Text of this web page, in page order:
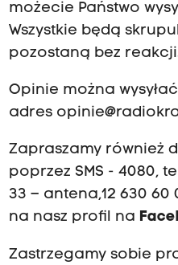
możecie Państwo
Wszystkie będą
pozostaną bez
Opinie można
adres
Zapraszamy również
poprzez SMS - 4080,
33 – antena,12 630
na nasz profil na
Zastrzegamy sobie